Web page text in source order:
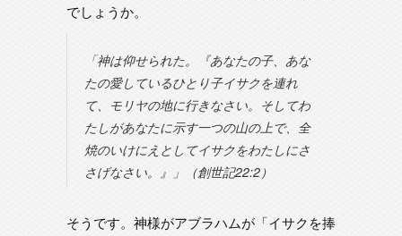
でしょうか。
「神は仰せられた。『あなたの子、あな
たの愛しているひとり子イサクを連れ
て、モリヤの地に行きなさい。そしてわ
たしがあなたに示す一つの山の上で、全
焼のいけにえとしてイサクをわたしにさ
さげなさい。』」（創世記22:2）
そうです。神様がアブラハムが「イサクを捧